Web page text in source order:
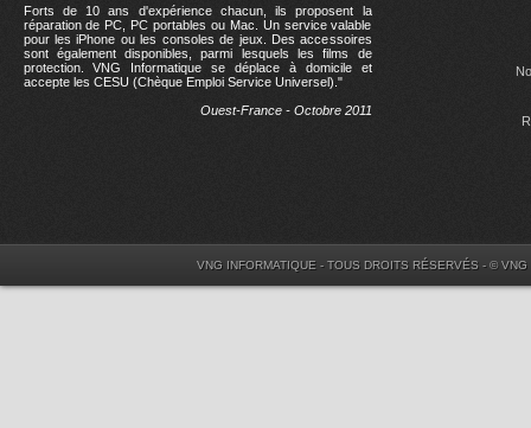
Forts de 10 ans d'expérience chacun, ils proposent la
réparation de PC, PC portables ou Mac. Un service valable
pour les iPhone ou les consoles de jeux. Des accessoires
sont également disponibles, parmi lesquels les films de
protection. VNG Informatique se déplace à domicile et
accepte les CESU (Chèque Emploi Service Universel)."
Ouest-France - Octobre 2011
VNG INFORMATIQUE - TOUS DROITS RÉSERVÉS - ©